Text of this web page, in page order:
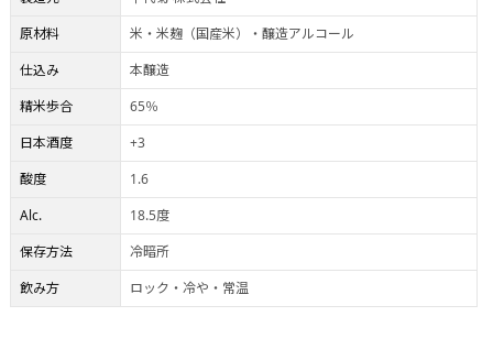
原材料
米・米麹（国産米）・醸造アルコール
仕込み
本醸造
精米歩合
65％
日本酒度
+3
酸度
1.6
Alc.
18.5度
保存方法
冷暗所
飲み方
ロック・冷や・常温